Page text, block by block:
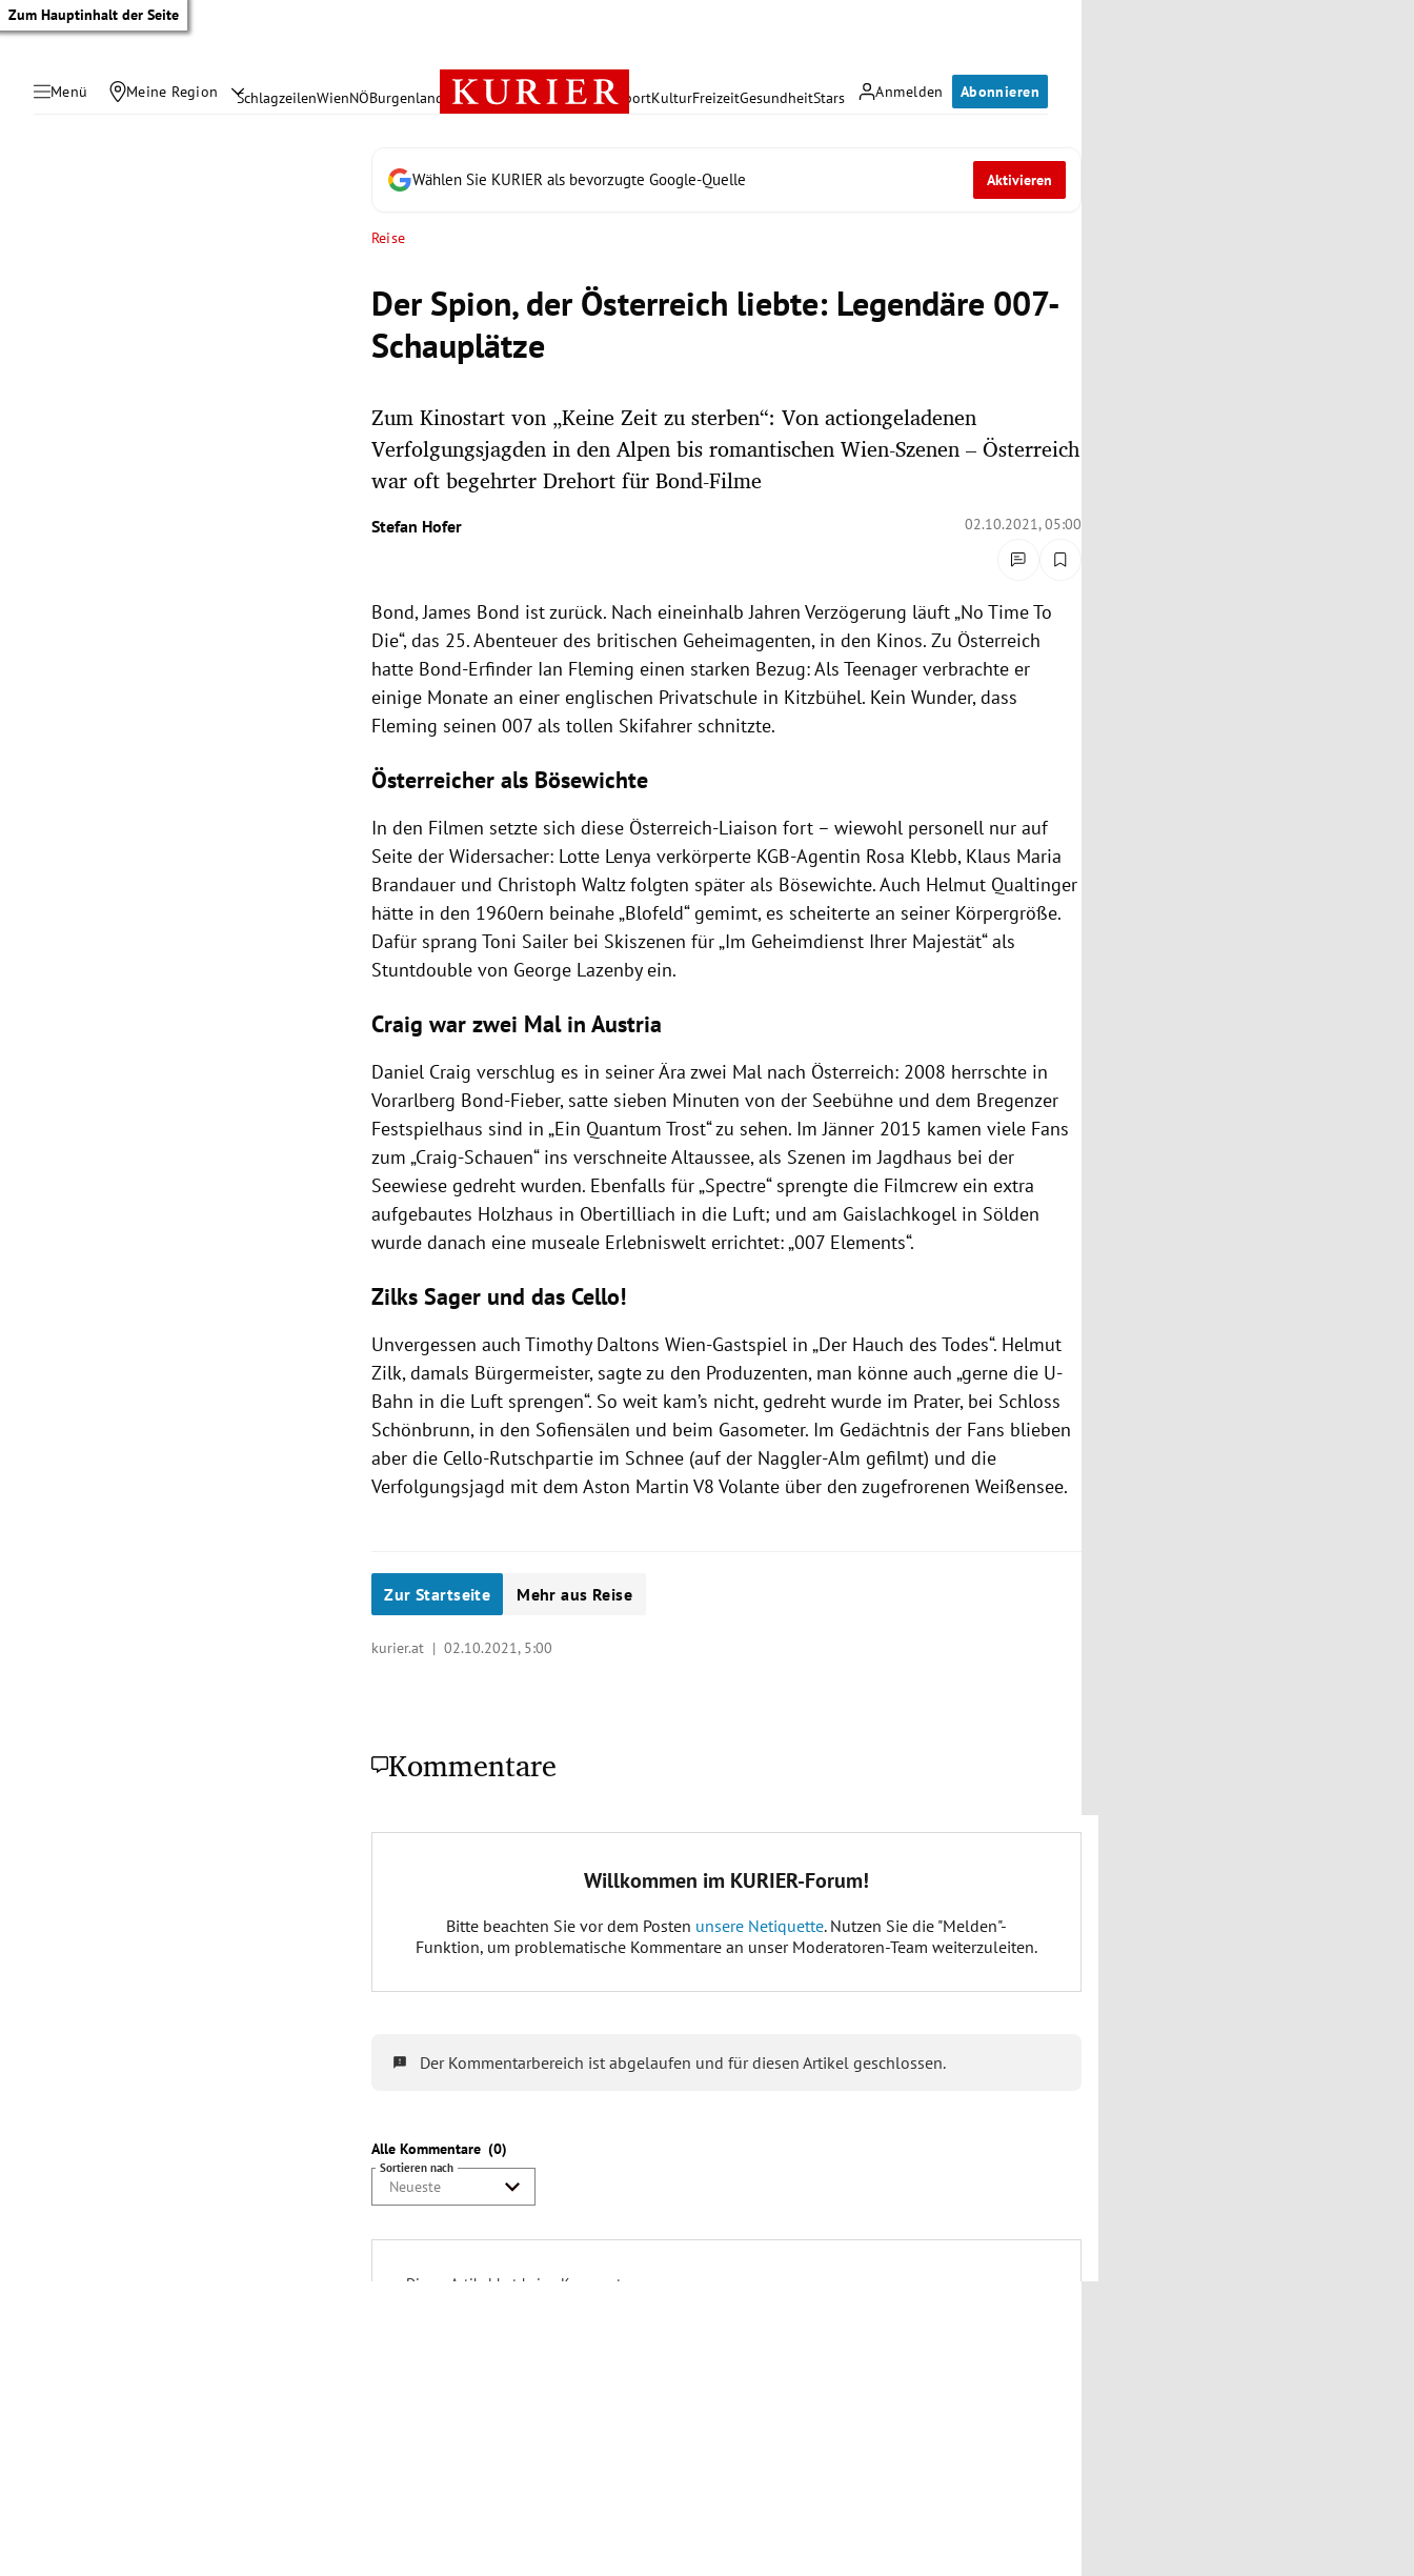
Zum Hauptinhalt der Seite
Menü Meine Region Anmelden Abonnieren
SchlagzeilenWienNÖBurgenland Österreich PolitikWirtschaft SportKulturFreizeitGesundheitStars
Wählen Sie KURIER als bevorzugte Google-Quelle Aktivieren
Reise
Der Spion, der Österreich liebte: Legendäre 007-
Schauplätze
Zum Kinostart von „Keine Zeit zu sterben“: Von actiongeladenen
Verfolgungsjagden in den Alpen bis romantischen Wien-Szenen – Österreich
war oft begehrter Drehort für Bond-Filme
Stefan Hofer 02.10.2021, 05:00
Bond, James Bond ist zurück. Nach eineinhalb Jahren Verzögerung läuft „No Time To
Die“, das 25. Abenteuer des britischen Geheimagenten, in den Kinos. Zu Österreich
hatte Bond-Erfinder Ian Fleming einen starken Bezug: Als Teenager verbrachte er
einige Monate an einer englischen Privatschule in Kitzbühel. Kein Wunder, dass
Fleming seinen 007 als tollen Skifahrer schnitzte.
Österreicher als Bösewichte
In den Filmen setzte sich diese Österreich-Liaison fort – wiewohl personell nur auf
Seite der Widersacher: Lotte Lenya verkörperte KGB-Agentin Rosa Klebb, Klaus Maria
Brandauer und Christoph Waltz folgten später als Bösewichte. Auch Helmut Qualtinger
hätte in den 1960ern beinahe „Blofeld“ gemimt, es scheiterte an seiner Körpergröße.
Dafür sprang Toni Sailer bei Skiszenen für „Im Geheimdienst Ihrer Majestät“ als
Stuntdouble von George Lazenby ein.
Craig war zwei Mal in Austria
Daniel Craig verschlug es in seiner Ära zwei Mal nach Österreich: 2008 herrschte in
Vorarlberg Bond-Fieber, satte sieben Minuten von der Seebühne und dem Bregenzer
Festspielhaus sind in „Ein Quantum Trost“ zu sehen. Im Jänner 2015 kamen viele Fans
zum „Craig-Schauen“ ins verschneite Altaussee, als Szenen im Jagdhaus bei der
Seewiese gedreht wurden. Ebenfalls für „Spectre“ sprengte die Filmcrew ein extra
aufgebautes Holzhaus in Obertilliach in die Luft; und am Gaislachkogel in Sölden
wurde danach eine museale Erlebniswelt errichtet: „007 Elements“.
Zilks Sager und das Cello!
Unvergessen auch Timothy Daltons Wien-Gastspiel in „Der Hauch des Todes“. Helmut
Zilk, damals Bürgermeister, sagte zu den Produzenten, man könne auch „gerne die U-
Bahn in die Luft sprengen“. So weit kam’s nicht, gedreht wurde im Prater, bei Schloss
Schönbrunn, in den Sofiensälen und beim Gasometer. Im Gedächtnis der Fans blieben
aber die Cello-Rutschpartie im Schnee (auf der Naggler-Alm gefilmt) und die
Verfolgungsjagd mit dem Aston Martin V8 Volante über den zugefrorenen Weißensee.
Zur Startseite Mehr aus Reise
kurier.at |02.10.2021, 5:00
Kommentare